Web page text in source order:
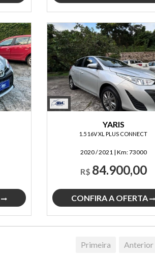
YARIS
1.5 16V XL PLUS CONNECT
2020 / 2021 | Km:73000
R$ 84.900,00
CONFIRA A OFERTA
Primeira Anterior